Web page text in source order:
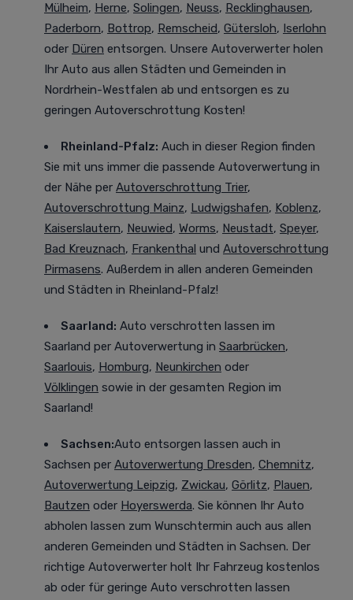
Mülheim, Herne, Solingen, Neuss, Recklinghausen,
Paderborn, Bottrop, Remscheid, Gütersloh, Iserlohn
oder Düren entsorgen. Unsere Autoverwerter holen
Ihr Auto aus allen Städten und Gemeinden in
Nordrhein-Westfalen ab und entsorgen es zu
geringen Autoverschrottung Kosten!
Rheinland-Pfalz: Auch in dieser Region finden
Sie mit uns immer die passende Autoverwertung in
der Nähe per Autoverschrottung Trier,
Autoverschrottung Mainz, Ludwigshafen, Koblenz,
Kaiserslautern, Neuwied, Worms, Neustadt, Speyer,
Bad Kreuznach, Frankenthal und Autoverschrottung
Pirmasens. Außerdem in allen anderen Gemeinden
und Städten in Rheinland-Pfalz!
Saarland: Auto verschrotten lassen im
Saarland per Autoverwertung in Saarbrücken,
Saarlouis, Homburg, Neunkirchen oder
Völklingen sowie in der gesamten Region im
Saarland!
Sachsen:Auto entsorgen lassen auch in
Sachsen per Autoverwertung Dresden, Chemnitz,
Autoverwertung Leipzig, Zwickau, Görlitz, Plauen,
Bautzen oder Hoyerswerda. Sie können Ihr Auto
abholen lassen zum Wunschtermin auch aus allen
anderen Gemeinden und Städten in Sachsen. Der
richtige Autoverwerter holt Ihr Fahrzeug kostenlos
ab oder für geringe Auto verschrotten lassen